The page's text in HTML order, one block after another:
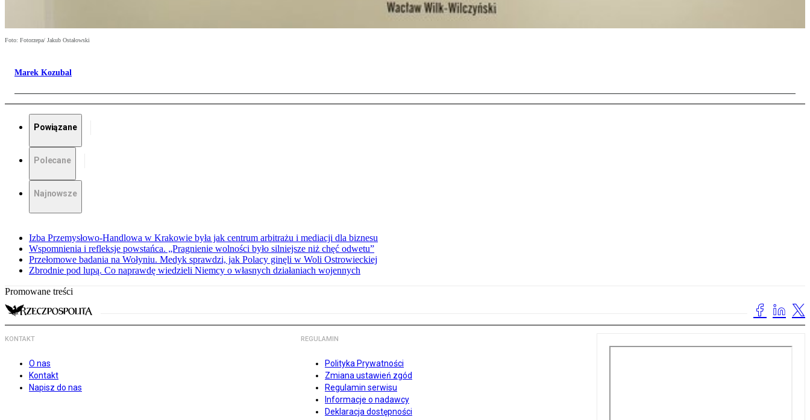
Foto: Fotorzepa/ Jakub Ostałowski
Marek Kozubal
Powiązane
Polecane
Najnowsze
Izba Przemysłowo-Handlowa w Krakowie była jak centrum arbitrażu i mediacji dla biznesu
Wspomnienia i refleksje powstańca. „Pragnienie wolności było silniejsze niż chęć odwetu”
Przełomowe badania na Wołyniu. Medyk sprawdzi, jak Polacy ginęli w Woli Ostrowieckiej
Zbrodnie pod lupą. Co naprawdę wiedzieli Niemcy o własnych działaniach wojennych
Promowane treści
KONTAKT
O nas
Kontakt
Napisz do nas
REGULAMIN
Polityka Prywatności
Zmiana ustawień zgód
Regulamin serwisu
Informacje o nadawcy
Deklaracja dostępności